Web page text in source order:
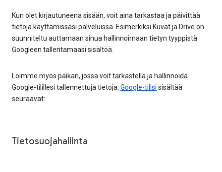
Kun olet kirjautuneena sisään, voit aina tarkastaa ja päivittää
tietoja käyttämissäsi palveluissa. Esimerkiksi Kuvat ja Drive on
suunniteltu auttamaan sinua hallinnoimaan tietyn tyyppistä
Googleen tallentamaasi sisältöä.
Loimme myös paikan, jossa voit tarkastella ja hallinnoida
Google-tilillesi tallennettuja tietoja. Google-tilisi sisältää
seuraavat:
Tietosuojahallinta